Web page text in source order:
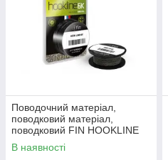
Поводочний матеріал,
поводковий матеріал,
поводковий FIN HOOKLINE
6K 20m / gravel (гравій) 35Lb
В наявності